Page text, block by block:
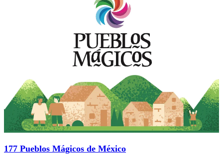
177 Pueblos Mágicos de México